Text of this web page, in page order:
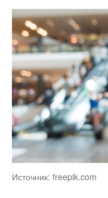
Источник: freepik.com